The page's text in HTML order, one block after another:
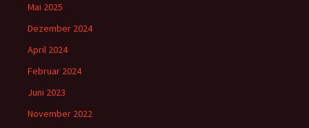
Mai 2025
Dezember 2024
April 2024
Februar 2024
Juni 2023
November 2022